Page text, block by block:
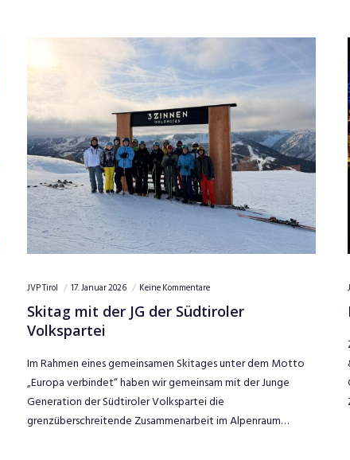
JVP Tirol 1. Dezember 2025 Keine Kommentare
Kunst und Köstlichkeiten
Zum ersten Mal lud Landeshauptmann Anton Mattle zu Kunst
& Köstlichkeiten auf der Kaiserweihancht am Bergisel ein.
Gemeinsam mit engagierten Persönlichkeiten aus
Zivilgesellschaft, Wirtschaft, Kultur…